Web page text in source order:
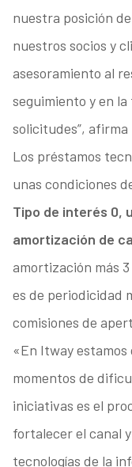
nuestra posición
nuestros socios y
asesoramiento al
seguimiento y en
solicitudes”, afirma
Los préstamos
unas condiciones
Tipo de interés 0,
amortización de
amortización más
es de periodicidad
comisiones de
«En Itway estamos
momentos de
iniciativas es el
fortalecer el canal
tecnologías de la